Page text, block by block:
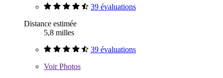
39 évaluations
Distance estimée
5,8 milles
39 évaluations
VoirPhotos